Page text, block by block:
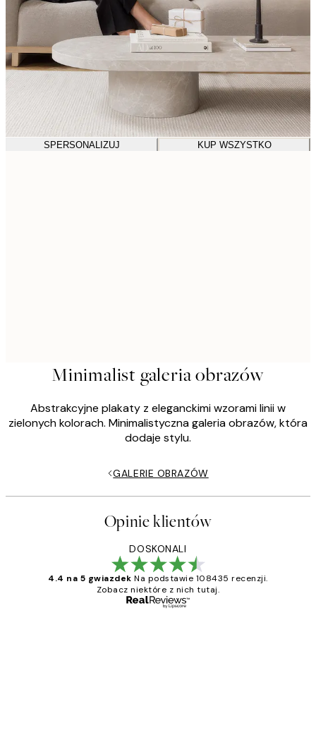
SPERSONALIZUJ KUP WSZYSTKO
Minimalist galeria obrazów
Abstrakcyjne plakaty z eleganckimi wzorami linii w
zielonych kolorach. Minimalistyczna galeria obrazów, która
dodaje stylu.
GALERIE OBRAZÓW
Opinie klientów
DOSKONALI
4.4 na 5 gwiazdek Na podstawie 108435 recenzji.
Zobacz niektóre z nich tutaj.